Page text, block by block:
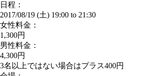
日程：
2017/08/19 (土) 19:00 to 21:30
女性料金：
1,300円
男性料金：
4,300円
3名以上ではない場合はプラス400円